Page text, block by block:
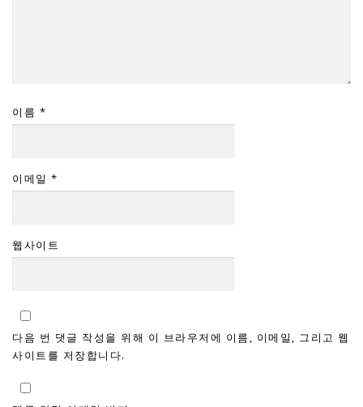
이름 *
이메일 *
웹사이트
다음 번 댓글 작성을 위해 이 브라우저에 이름, 이메일, 그리고 웹
사이트를 저장합니다.